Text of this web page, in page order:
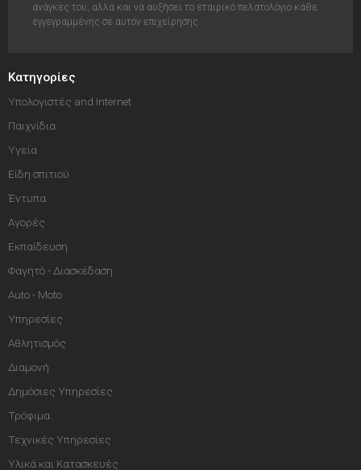
ανάγκες του, αλλά και να αυξήσει το εταιρικό πελατολόγιο κάθε
εγγεγραμμένης σε αυτόν επιχείρησης.
Κατηγορίες
Υπολογιστές and Internet
Παιχνίδια
Υγεία
Είδη σπιτιού
Έντυπα
Αγορές
Εκπαίδευση
Φαγητό - Διασκέδαση
Auto - Moto
Υπηρεσίες
Αθλητισμός
Διαμονή
Δημόσιες Υπηρεσίες
Τρόφιμα
Τεχνικές Υπηρεσίες
Υλικά και Κατασκευές